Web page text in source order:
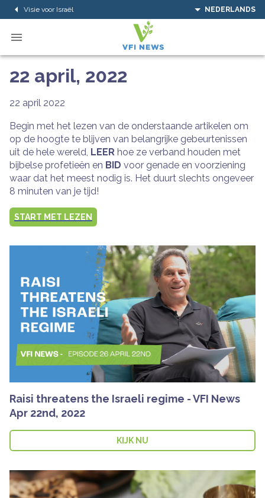
Visie voor Israël NEDERLANDS
22 april, 2022
22 april 2022
Begin met het lezen van de onderstaande artikelen om
op de hoogte te blijven van belangrijke gebeurtenissen
uit de hele wereld, LEER hoe ze verband houden met
bijbelse profetieën en BID voor genade en voorziening
waar dat het meest nodig is. Het duurt slechts ongeveer
8 minuten van je tijd!
START MET LEZEN
Raisi threatens the Israeli regime - VFI News
Apr 22nd, 2022
KIJK NU